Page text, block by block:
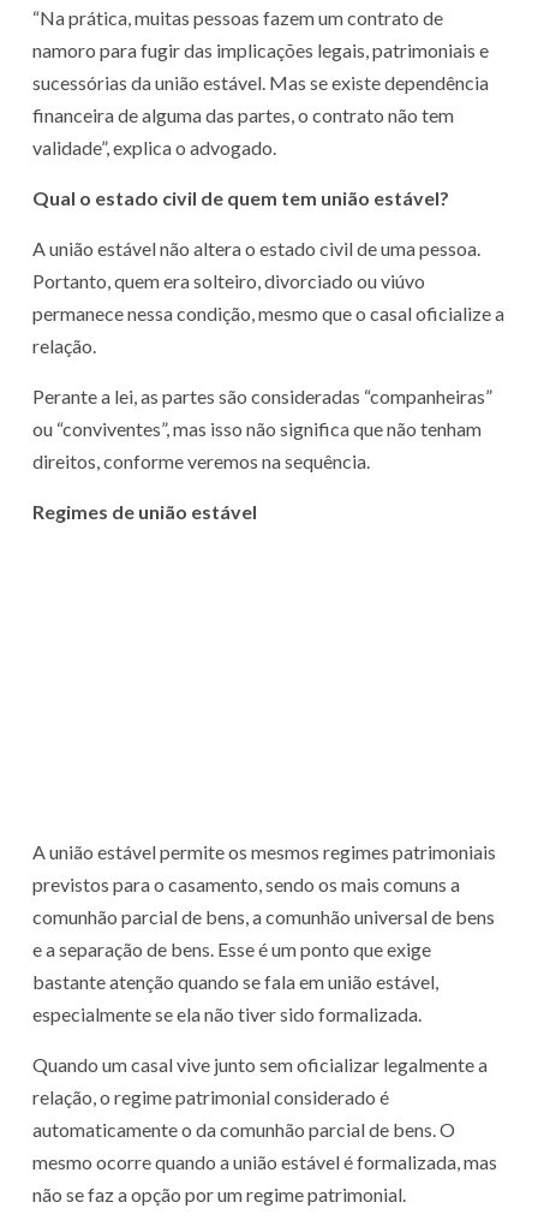
“Na prática, muitas pessoas fazem um contrato de
namoro para fugir das implicações legais, patrimoniais e
sucessórias da união estável. Mas se existe dependência
financeira de alguma das partes, o contrato não tem
validade”, explica o advogado.
Qual o estado civil de quem tem união estável?
A união estável não altera o estado civil de uma pessoa.
Portanto, quem era solteiro, divorciado ou viúvo
permanece nessa condição, mesmo que o casal oficialize a
relação.
Perante a lei, as partes são consideradas “companheiras”
ou “conviventes”, mas isso não significa que não tenham
direitos, conforme veremos na sequência.
Regimes de união estável
A união estável permite os mesmos regimes patrimoniais
previstos para o casamento, sendo os mais comuns a
comunhão parcial de bens, a comunhão universal de bens
e a separação de bens. Esse é um ponto que exige
bastante atenção quando se fala em união estável,
especialmente se ela não tiver sido formalizada.
Quando um casal vive junto sem oficializar legalmente a
relação, o regime patrimonial considerado é
automaticamente o da comunhão parcial de bens. O
mesmo ocorre quando a união estável é formalizada, mas
não se faz a opção por um regime patrimonial.